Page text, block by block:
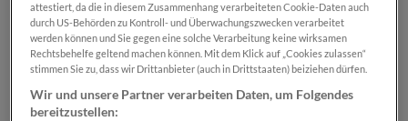
Zum Merkzettel hinzufügen
Produktnummer:SN00000806
Beschreibung
attestiert, da die in diesem Zusammenhang verarbeiteten Cookie-Daten auch
durch US-Behörden zu Kontroll- und Überwachungszwecken verarbeitet
werden können und Sie gegen eine solche Verarbeitung keine wirksamen
Rechtsbehelfe geltend machen können. Mit dem Klick auf „Cookies zulassen“
stimmen Sie zu, dass wir Drittanbieter (auch in Drittstaaten) beiziehen dürfen.
Wir und unsere Partner verarbeiten Daten, um Folgendes
bereitzustellen: